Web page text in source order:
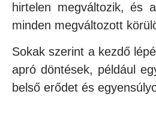
hirtelen megváltozik, és
minden megváltozott
Sokak szerint a kezdő
apró döntések, például
belső erődet és